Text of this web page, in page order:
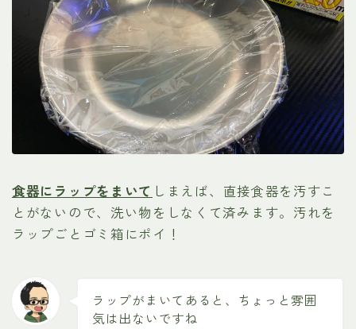
食器にラップをまいて しまえば、直接食器を汚すこ
とがないので、洗い物をしなくて済みます。汚れを
ラップごとゴミ箱にポイ！
ラップがまいてあると、ちょっと雰囲
気は出ないですね